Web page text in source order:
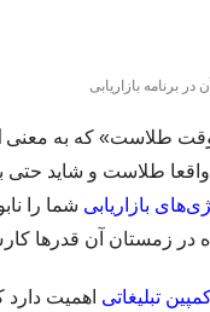
برنامه بازاریابی
طلاست» که به معنی‌
طلاست و شاید حتی
بازاریابی شما را
تبلیغاتی